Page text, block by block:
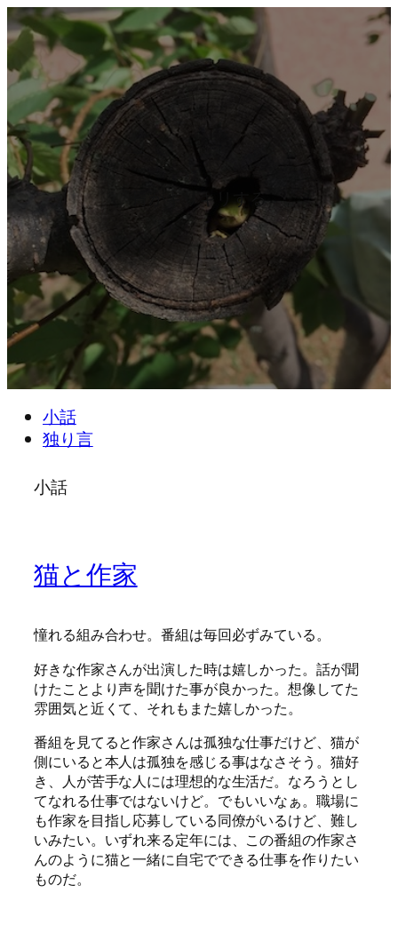
内
容
を
ス
キ
ッ
プ
胃がキリキリする
小話
独り言
小話
猫と作家
憧れる組み合わせ。番組は毎回必ずみている。
好きな作家さんが出演した時は嬉しかった。話が聞
けたことより声を聞けた事が良かった。想像してた
雰囲気と近くて、それもまた嬉しかった。
番組を見てると作家さんは孤独な仕事だけど、猫が
側にいると本人は孤独を感じる事はなさそう。猫好
き、人が苦手な人には理想的な生活だ。なろうとし
てなれる仕事ではないけど。でもいいなぁ。職場に
も作家を目指し応募している同僚がいるけど、難し
いみたい。いずれ来る定年には、この番組の作家さ
んのように猫と一緒に自宅でできる仕事を作りたい
ものだ。